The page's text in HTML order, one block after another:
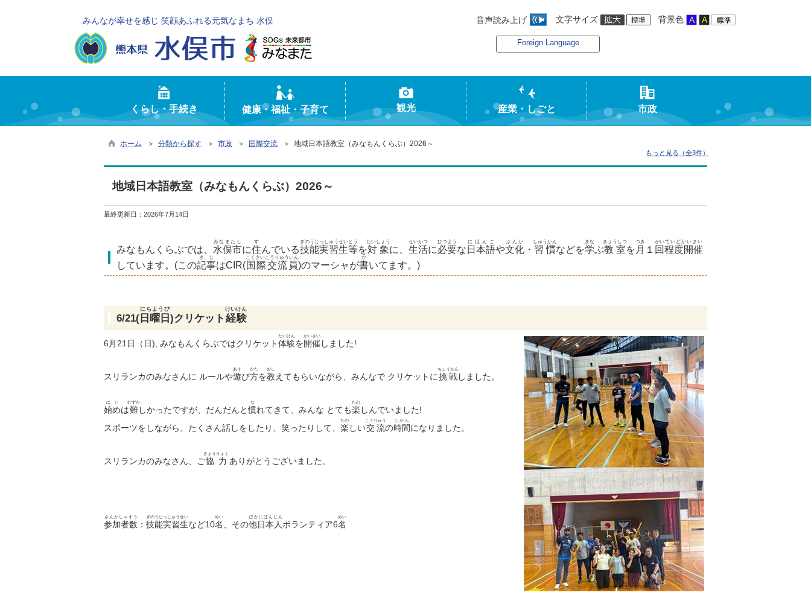
みんなが幸せを感じ 笑顔あふれる元気なまち 水俣 音声読み上げ 文字サイズ 背景色
Foreign Language
くらし・手続き 健康・福祉・子育て 観光 産業・しごと 市政
ホーム ＞ 分類から探す ＞ 市政 ＞ 国際交流 ＞ 地域日本語教室（みなもんくらぶ）2026～
もっと見る（全3件）
地域日本語教室（みなもんくらぶ）2026～
最終更新日： 2026年7月14日
みなもんくらぶでは、 水俣市
みなまたし
に住
す
んでいる技能実習生等
ぎのうじっしゅうせいとう
を対象
たいしょう
に、 生活
せいかつ
に必要
ひつよう
な 日本語
にほんご
や文化
ぶんか
・ 習慣
しゅうかん
などを学
まな
ぶ教室
きょうしつ
を 月
つき
１ 回
かい
程度開催
ていどかいさい
しています。(この記事
きじ
はCIR(国際交流員
こくさいこうりゅういん
)のマーシャが書
か
いてます。)
6/21( 日曜日
にちようび
)クリケット 経験
けいけん
6月21日（日), みなもんくらぶではクリケット体験
たいけん
を開催
かいさい
しました!
スリランカのみなさんに ルールや遊
あそ
び方
かた
を教
おし
えてもらいながら、みんなで クリケットに挑戦
ちょうせん
しました。
始め
はじ
は難
むずか
しかったですが、だんだんと慣
な
れてきて、みんな とても楽
たの
しんでいました!
スポーツをしながら、たくさん話しをしたり、笑ったりして、 楽
たの
しい交流
こうりゅう
の時間
じかん
になりました。
スリランカのみなさん、ご協力
きょうりょく
ありがとうございました。
参加者数
さんかしゃすう
： 技能実習生
ぎのうじっしゅうせい
など10名
めい
、その他日本人
ほかにほんじん
ボランティア6名
めい